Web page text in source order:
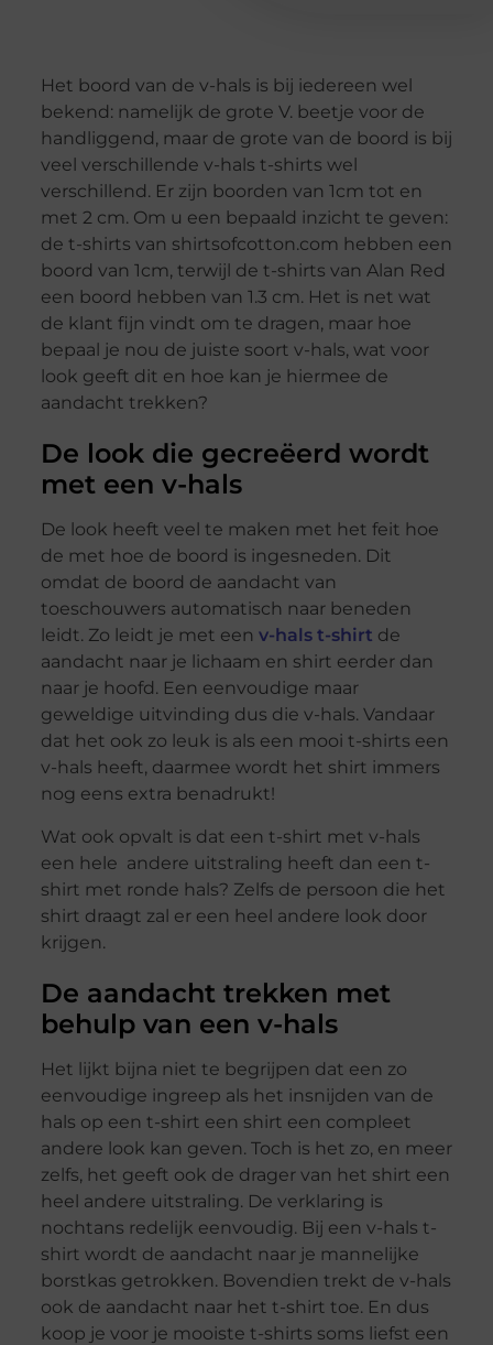
Het boord van de v-hals is bij iedereen wel
bekend: namelijk de grote V. beetje voor de
handliggend, maar de grote van de boord is bij
veel verschillende v-hals t-shirts wel
verschillend. Er zijn boorden van 1cm tot en
met 2 cm. Om u een bepaald inzicht te geven:
de t-shirts van shirtsofcotton.com hebben een
boord van 1cm, terwijl de t-shirts van Alan Red
een boord hebben van 1.3 cm. Het is net wat
de klant fijn vindt om te dragen, maar hoe
bepaal je nou de juiste soort v-hals, wat voor
look geeft dit en hoe kan je hiermee de
aandacht trekken?
De look die gecreëerd wordt
met een v-hals
De look heeft veel te maken met het feit hoe
de met hoe de boord is ingesneden. Dit
omdat de boord de aandacht van
toeschouwers automatisch naar beneden
leidt. Zo leidt je met een v-hals t-shirt de
aandacht naar je lichaam en shirt eerder dan
naar je hoofd. Een eenvoudige maar
geweldige uitvinding dus die v-hals. Vandaar
dat het ook zo leuk is als een mooi t-shirts een
v-hals heeft, daarmee wordt het shirt immers
nog eens extra benadrukt!
Wat ook opvalt is dat een t-shirt met v-hals
een hele andere uitstraling heeft dan een t-
shirt met ronde hals? Zelfs de persoon die het
shirt draagt zal er een heel andere look door
krijgen.
De aandacht trekken met
behulp van een v-hals
Het lijkt bijna niet te begrijpen dat een zo
eenvoudige ingreep als het insnijden van de
hals op een t-shirt een shirt een compleet
andere look kan geven. Toch is het zo, en meer
zelfs, het geeft ook de drager van het shirt een
heel andere uitstraling. De verklaring is
nochtans redelijk eenvoudig. Bij een v-hals t-
shirt wordt de aandacht naar je mannelijke
borstkas getrokken. Bovendien trekt de v-hals
ook de aandacht naar het t-shirt toe. En dus
koop je voor je mooiste t-shirts soms liefst een